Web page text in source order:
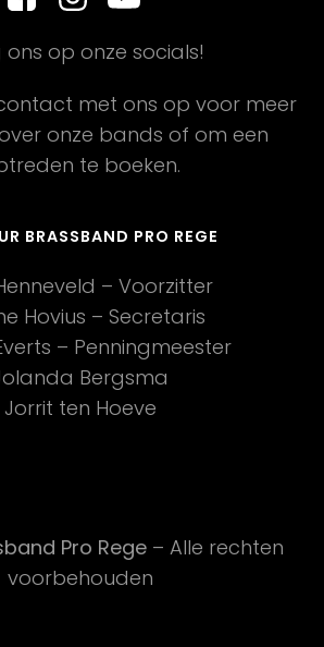
ons op onze socials!
met ons op voor meer
onze bands of om een
te boeken.
BRASSBAND PRO REGE
– Voorzitter
Hovius – Secretaris
– Penningmeester
Bergsma
Jorrit ten Hoeve
Pro Rege – Alle rechten
voorbehouden